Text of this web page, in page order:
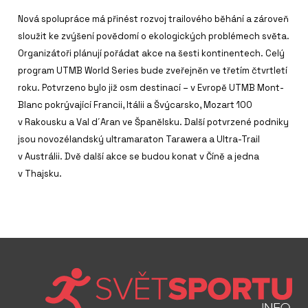
Nová spolupráce má přinést rozvoj trailového běhání a zároveň
sloužit ke zvýšení povědomí o ekologických problémech světa.
Organizátoři plánují pořádat akce na šesti kontinentech. Celý
program UTMB World Series bude zveřejněn ve třetím čtvrtletí
roku. Potvrzeno bylo již osm destinací – v Evropě UTMB Mont-
Blanc pokrývající Francii, Itálii a Švýcarsko, Mozart 100
v Rakousku a Val d´Aran ve Španělsku. Další potvrzené podniky
jsou novozélandský ultramaraton Tarawera a Ultra-Trail
v Austrálii. Dvě další akce se budou konat v Číně a jedna
v Thajsku.